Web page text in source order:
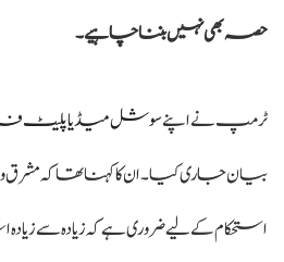
حصہ بھی نہیں بننا چاہیے۔
ٹرمپ نے اپنے سوشل میڈیا پلیٹ
بیان جاری کیا۔ ان کا کہنا تھا کہ مشرق
استحکام کے لیے ضروری ہے کہ زیادہ سے